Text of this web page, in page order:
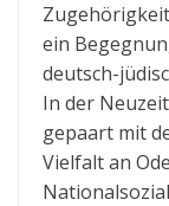
ein
deutsch-
In der
gepaart mit
Vielfalt an